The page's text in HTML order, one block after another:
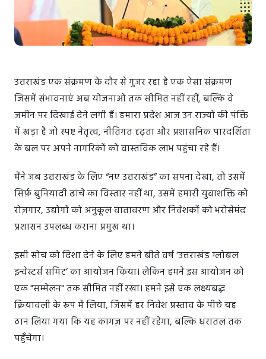
उत्तराखंड एक संक्रमण के दौर से गुजर रहा है एक ऐसा संक्रमण
जिसमें संभावनाएं अब योजनाओं तक सीमित नहीं रहीं, बल्कि वे
जमीन पर दिखाई देने लगी हैं। हमारा प्रदेश आज उन राज्यों की पंक्ति
में खड़ा है जो स्पष्ट नेतृत्व, नीतिगत दृढ़ता और प्रशासनिक पारदर्शिता
के बल पर अपने नागरिकों को वास्तविक लाभ पहुंचा रहे हैं।
मैंने जब उत्तराखंड के लिए “नए उत्तराखंड” का सपना देखा, तो उसमें
सिर्फ़ बुनियादी ढांचे का विस्तार नहीं था, उसमें हमारी युवाशक्ति को
रोज़गार, उद्योगों को अनुकूल वातावरण और निवेशकों को भरोसेमंद
प्रशासन उपलब्ध कराना प्रमुख था।
इसी सोच को दिशा देने के लिए हमने बीते वर्ष ‘उत्तराखंड ग्लोबल
इन्वेस्टर्स समिट’ का आयोजन किया। लेकिन हमने इस आयोजन को
एक "सम्मेलन" तक सीमित नहीं रखा। हमने इसे एक लक्ष्यबद्ध
क्रियावली के रूप में लिया, जिसमें हर निवेश प्रस्ताव के पीछे यह
ठान लिया गया कि यह कागज़ पर नहीं रहेगा, बल्कि धरातल तक
पहुँचेगा।